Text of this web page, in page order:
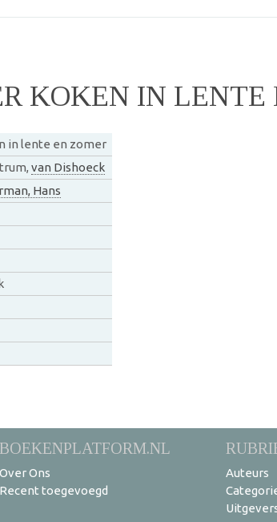
KOKEN IN LENTE
in lente en zomer
van Dishoeck
Hans
BOEKENPLATFORM.NL
Over Ons
Recent toegevoegd
Auteurs